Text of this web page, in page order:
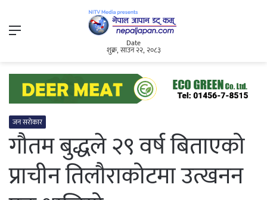
Menu
Date
शुक्र, साउन २२, २०८३
जन सरोकार
गौतम बुद्धले २९ वर्ष बिताएको
प्राचीन तिलौराकोटमा उत्खनन